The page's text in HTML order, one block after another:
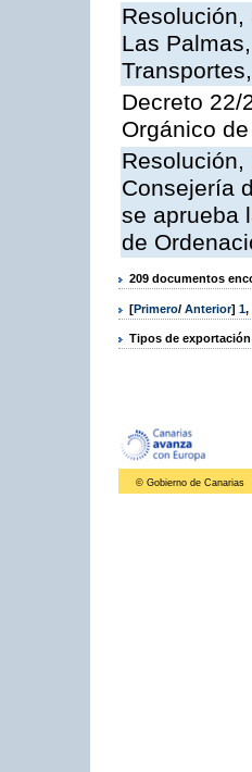
Las
Decreto 22/
Orgánico
Consejería
se aprueba
de
209 documentos
[Primero/ Anterior] 1,
Tipos de
© Gobierno de Canarias